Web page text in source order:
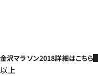
金沢マラソン2018詳細はこちら
以上